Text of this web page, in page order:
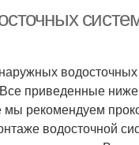
приведенные
рекомендуем
водосточной